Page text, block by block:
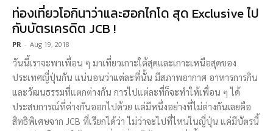
ท่องเที่ยวโอกินาว่าและฮอกไกโด สุด Exclusive ไป
กับบัตรเครดิต JCB !
PR - Aug 19, 2018
วันนี้เราจะพาเพื่อน ๆ มาเที่ยวเกาะใต้สุดและเกาะเหนือสุดของ
ประเทศญี่ปุ่นกัน แน่นอนว่าแต่ละที่นั้น มีสภาพอากาศ อาหารการกิน
และวัฒนธรรมที่แตกต่างกัน การไปแต่ละที่ก็จะทำให้เพื่อน ๆ ได้
ประสบการณ์ที่ต่างกันออกไปด้วย แต่มีหนึ่งอย่างที่ไม่ต่างกันเลยคือ
สิทธิพิเศษจาก JCB ที่เรียกได้ว่า ไม่ว่าจะไปที่ไหนในญี่ปุ่น แค่มีบัตรนี้